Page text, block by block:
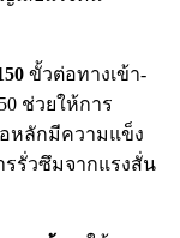
ขั้วต่อทางเข้า-
ช่วยให้การ
หลักมีความแข็ง
รรั่วซึมจากแรงสั่น